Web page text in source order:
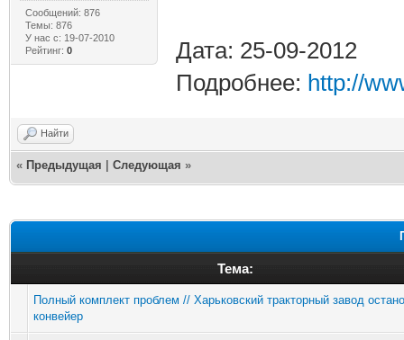
Сообщений: 876
Темы: 876
У нас с: 19-07-2010
Рейтинг: 0
Дата: 25-09-2012
Подробнее: http://
Найти
« Предыдущая Следующая »
Тема:
Полный комплект проблем // Харьковский тракторный завод
конвейер